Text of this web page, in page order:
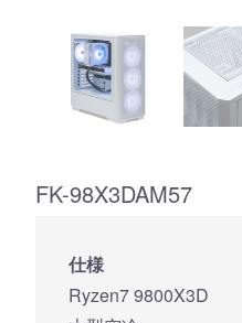
FK-98X3DAM57
仕様
Ryzen7 9800X3D